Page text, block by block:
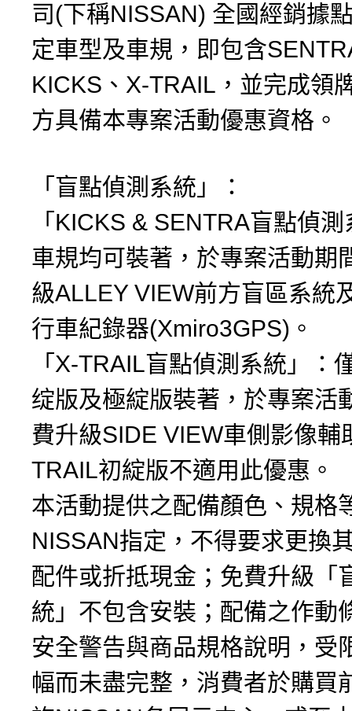
司(下稱NISSAN) 全國經銷據
定車型及車規，即包含
KICKS、X-TRAIL，並完成領
方具備本專案活動優惠資格。
「盲點偵測系統」：
「KICKS & SENTRA盲點偵
車規均可裝著，於專案活動期
級ALLEY VIEW前方盲區系統
行車紀錄器(Xmiro3GPS)。
「X-TRAIL盲點偵測系統」：
绽版及極綻版裝著，於專案活
費升級SIDE VIEW車側影像輔
TRAIL初綻版不適用此優惠。
本活動提供之配備顏色、規格
NISSAN指定，不得要求更換
配件或折抵現金；免費升級「
統」不包含安裝；配備之作動
安全警告與商品規格說明，受
幅而未盡完整，消費者於購買